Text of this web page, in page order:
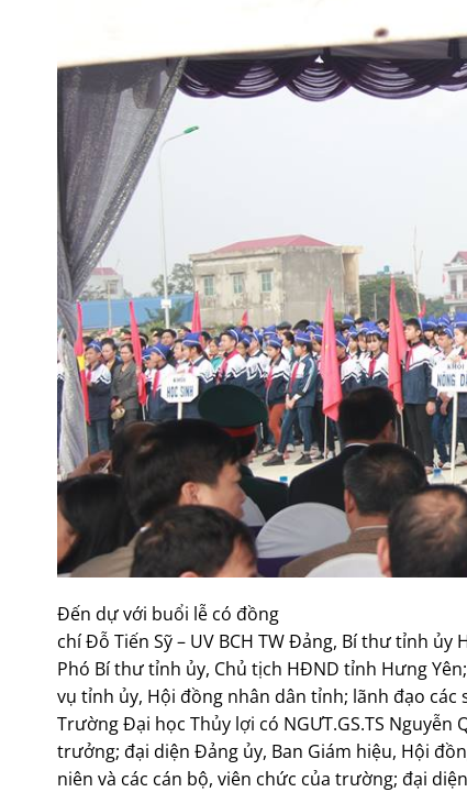
Đến dự với buổi lễ có đồng
chí Đỗ Tiến Sỹ – UV BCH TW Đảng, Bí thư tỉnh ủy
Phó Bí thư tỉnh ủy, Chủ tịch HĐND tỉnh Hưng
vụ tỉnh ủy, Hội đồng nhân dân tỉnh; lãnh đạo các
Trường Đại học Thủy lợi có NGƯT.GS.TS Nguyễn
trưởng; đại diện Đảng ủy, Ban Giám hiệu, Hội
niên và các cán bộ, viên chức của trường; đại